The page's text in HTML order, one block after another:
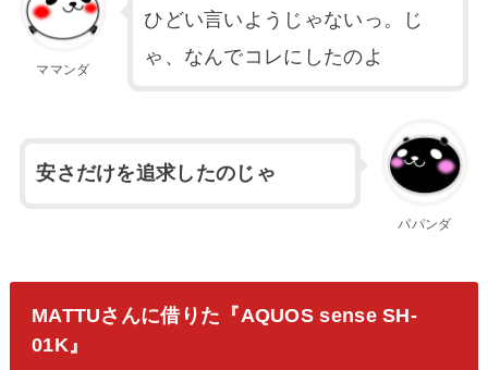
ママンダ
ひどい言いようじゃないっ。じ
ゃ、なんでコレにしたのよ
パパンダ
安さだけを追求したのじゃ
MATTUさんに借りた『AQUOS sense SH-
01K』